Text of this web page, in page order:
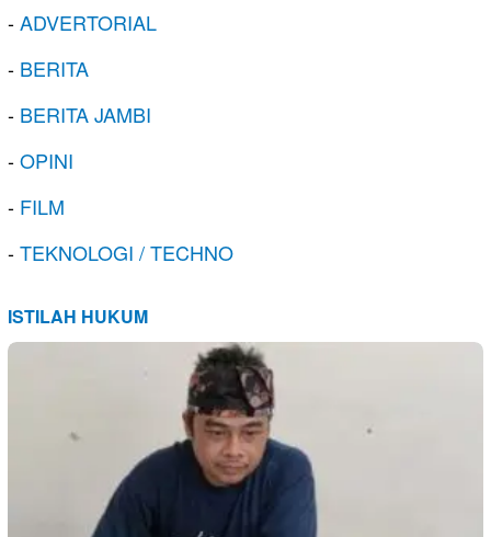
-ADVERTORIAL
- BERITA
- BERITA JAMBI
-OPINI
- FILM
-TEKNOLOGI / TECHNO
ISTILAH HUKUM